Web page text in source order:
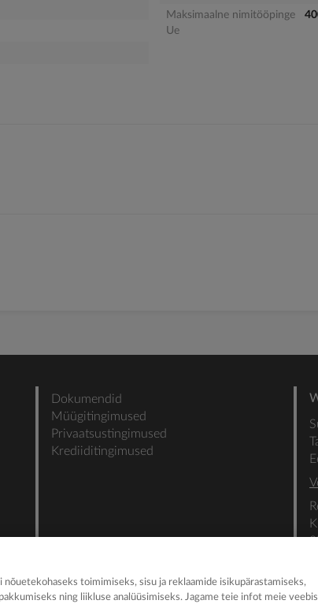
Maksimaalne nimitööpinge
Ue
Dokumendid
Müügitingimused
Privaatsustingimused
Krediiditingimused
nõuetekohaseks toimimiseks, sisu ja reklaamide isikupärastamiseks,
ning liikluse analüüsimiseks. Jagame teie infot meie